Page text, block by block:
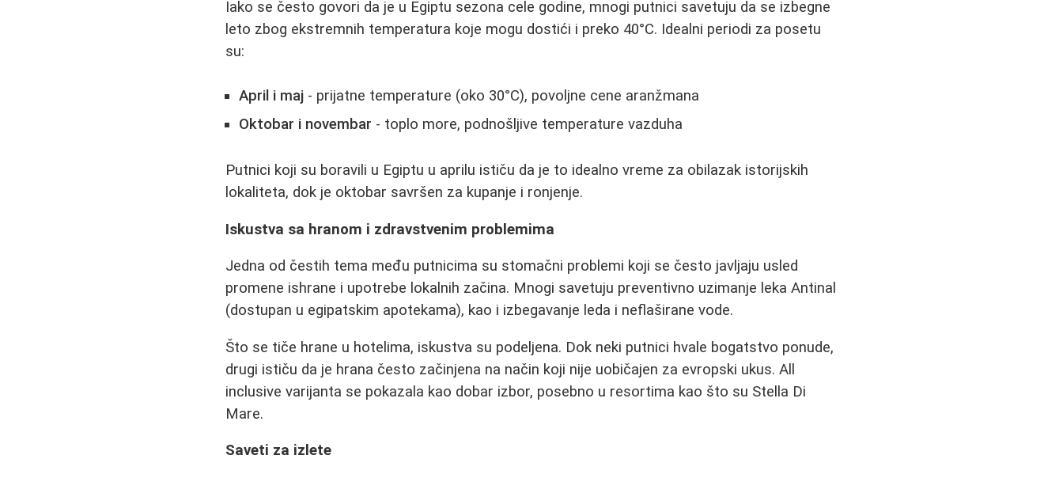
Iako se često govori da je u Egiptu sezona cele godine, mnogi putnici savetuju da se izbegne
leto zbog ekstremnih temperatura koje mogu dostići i preko 40°C. Idealni periodi za posetu
su:
April i maj - prijatne temperature (oko 30°C), povoljne cene aranžmana
Oktobar i novembar - toplo more, podnošljive temperature vazduha
Putnici koji su boravili u Egiptu u aprilu ističu da je to idealno vreme za obilazak istorijskih
lokaliteta, dok je oktobar savršen za kupanje i ronjenje.
Iskustva sa hranom i zdravstvenim problemima
Jedna od čestih tema među putnicima su stomačni problemi koji se često javljaju usled
promene ishrane i upotrebe lokalnih začina. Mnogi savetuju preventivno uzimanje leka Antinal
(dostupan u egipatskim apotekama), kao i izbegavanje leda i neflaširane vode.
Što se tiče hrane u hotelima, iskustva su podeljena. Dok neki putnici hvale bogatstvo ponude,
drugi ističu da je hrana često začinjena na način koji nije uobičajen za evropski ukus. All
inclusive varijanta se pokazala kao dobar izbor, posebno u resortima kao što su Stella Di
Mare.
Saveti za izlete